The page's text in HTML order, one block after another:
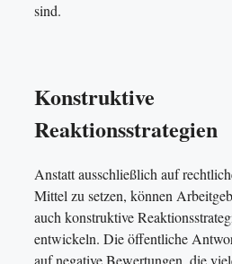
sind.
Konstruktive
Reaktionsstrategien
Anstatt ausschließlich auf
Mittel zu setzen, können
auch konstruktive
entwickeln. Die öffentliche
auf negative Bewertungen, die